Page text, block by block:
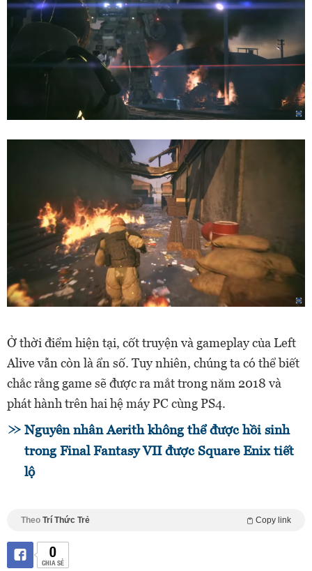
Ở thời điểm hiện tại, cốt truyện và gameplay của Left
Alive vẫn còn là ẩn số. Tuy nhiên, chúng ta có thể biết
chắc rằng game sẽ được ra mắt trong năm 2018 và
phát hành trên hai hệ máy PC cùng PS4.
Nguyên nhân Aerith không thể được hồi sinh
trong Final Fantasy VII được Square Enix tiết
lộ
Theo Trí Thức Trẻ Copy link
0
CHIA SẺ